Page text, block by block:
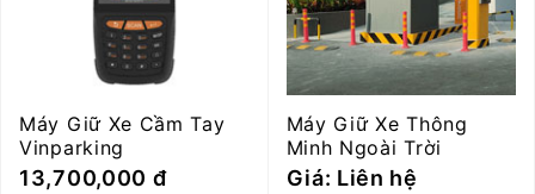
Máy Giữ Xe Cầm Tay
Vinparking
13,700,000 đ
Máy Giữ Xe Thông
Minh Ngoài Trời
Giá: Liên hệ